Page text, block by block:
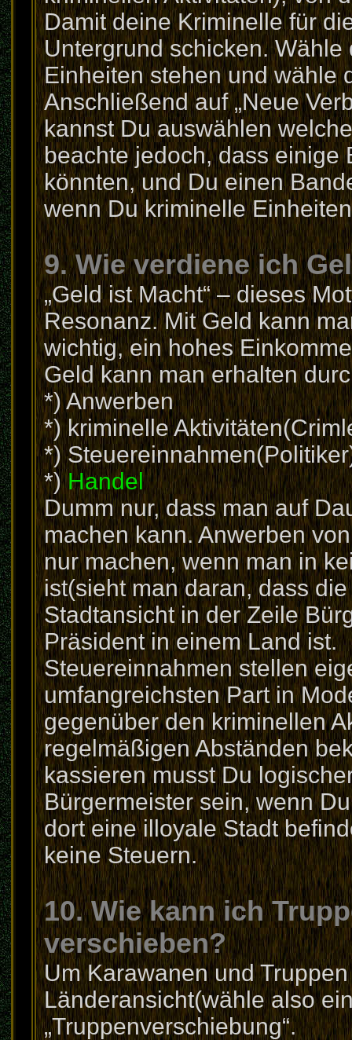
Damit deine Kriminelle für
Untergrund schicken.
Einheiten stehen und wähle
Anschließend auf „Neue
kannst Du auswählen
beachte jedoch, dass einige
könnten, und Du einen
wenn Du kriminelle
9. Wie verdiene ich
„Geld ist Macht“ – dieses
Resonanz. Mit Geld kann
wichtig, ein hohes
Geld kann man erhalten
*) Anwerben
*) kriminelle
*)
*)Handel
Dumm nur, dass man auf
machen kann. Anwerben
nur machen, wenn man in
ist(sieht man daran, dass
Stadtansicht in der Zeile
Präsident in einem Land ist.
Steuereinnahmen stellen
umfangreichsten Part in
gegenüber den kriminellen
regelmäßigen Abständen
kassieren musst Du
Bürgermeister sein, wenn
dort eine illoyale Stadt
keine Steuern.
10. Wie kann ich
verschieben?
Um Karawanen und
Länderansicht(wähle also
„Truppenverschiebung“.